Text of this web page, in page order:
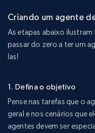
Criando um agente
As etapas abaixo
passar do zero a ter um
las!
1. Defina o objetivo
Pense nas tarefas que o
geral e nos cenários que
agentes devem ser